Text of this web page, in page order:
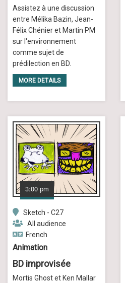
Assistez à une discussion
entre Mélika Bazin, Jean-
Félix Chénier et Martin PM
sur l'environnement
comme sujet de
prédilection en BD.
MORE DETAILS
3:00 pm
Sketch - C27
All audience
French
Animation
BD improvisée
Mortis Ghost et Ken Mallar